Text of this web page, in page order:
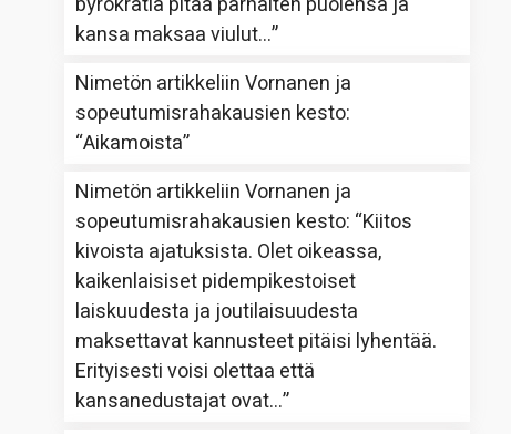
kansa maksaa viulut…”
Nimetön artikkeliinVornanen ja
sopeutumisrahakausien kesto:
“Aikamoista”
Nimetön artikkeliinVornanen ja
sopeutumisrahakausien kesto: “Kiitos
kivoista ajatuksista. Olet oikeassa,
kaikenlaisiset pidempikestoiset
laiskuudesta ja joutilaisuudesta
maksettavat kannusteet pitäisi lyhentää.
Erityisesti voisi olettaa että
kansanedustajat ovat…”